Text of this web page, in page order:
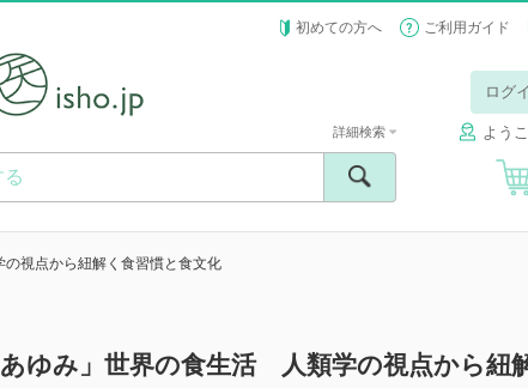
初めての方へ ご利用ガイド
ログ
よう
詳細検索
視点から紐解く食習慣と食文化
ゆみ」世界の食生活 人類学の視点から紐